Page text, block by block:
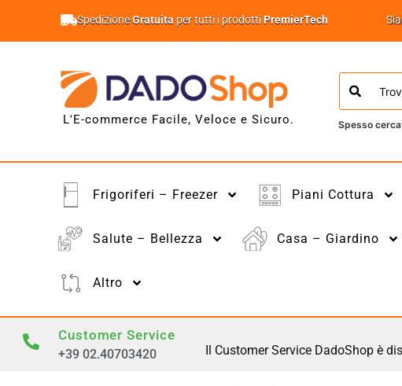
SpedizioneGratuita per tutti i prodottiPremierTech
L'E-commerce Facile, Veloce e Sicuro. Spesso
Frigoriferi – Freezer Piani Cottura
Salute – Bellezza Casa – Giardino
Altro
Customer Service
+39 02.40703420 Il Customer Service DadoShop è